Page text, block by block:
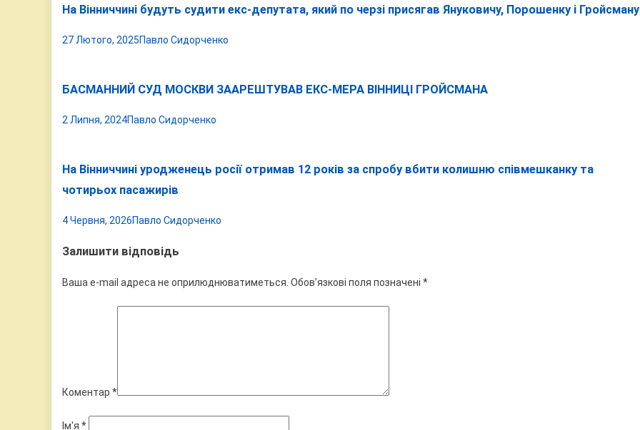
На Вінниччині будуть судити екс-депутата, який по черзі присягав Януковичу, Порошенку і Гройсману
27 Лютого, 2025Павло Сидорченко
БАСМАННИЙ СУД МОСКВИ ЗААРЕШТУВАВ ЕКС-МЕРА ВІННИЦІ ГРОЙСМАНА
2 Липня, 2024Павло Сидорченко
На Вінниччині уродженець росії отримав 12 років за спробу вбити колишню співмешканку та
чотирьох пасажирів
4 Червня, 2026Павло Сидорченко
Залишити відповідь
Ваша e-mail адреса не оприлюднюватиметься. Обов’язкові поля позначені *
Коментар *
Ім'я *